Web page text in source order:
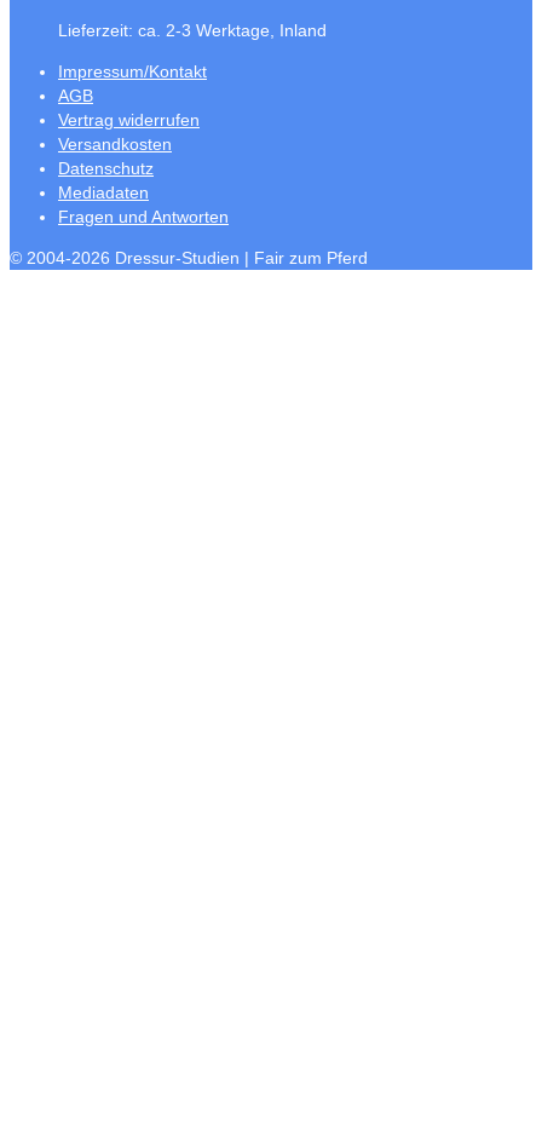
Lieferzeit: ca. 2-3 Werktage, Inland
Impressum/Kontakt
AGB
Vertrag widerrufen
Versandkosten
Datenschutz
Mediadaten
Fragen und Antworten
© 2004-2026 Dressur-Studien | Fair zum Pferd